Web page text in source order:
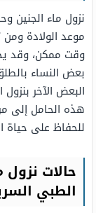
نزول ماء الجنين
موعد الولادة
وقت ممكن، وقد
بعض النساء
البعض الآخر
هذه الحامل إلى
للحفاظ على حياة
حالات نزول
الطبي